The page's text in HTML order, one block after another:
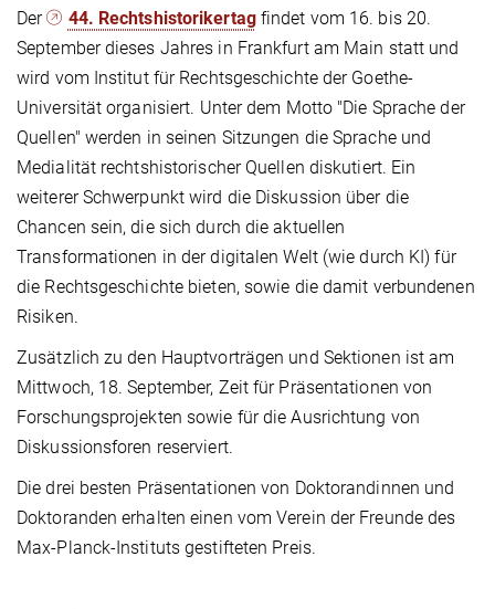
Der 44. Rechtshistorikertagfindet vom 16. bis 20.
September dieses Jahres in Frankfurt am Main statt und
wird vom Institut für Rechtsgeschichte der Goethe-
Universität organisiert. Unter dem Motto "Die Sprache der
Quellen" werden in seinen Sitzungen die Sprache und
Medialität rechtshistorischer Quellen diskutiert. Ein
weiterer Schwerpunkt wird die Diskussion über die
Chancen sein, die sich durch die aktuellen
Transformationen in der digitalen Welt (wie durch KI) für
die Rechtsgeschichte bieten, sowie die damit verbundenen
Risiken.
Zusätzlich zu den Hauptvorträgen und Sektionen ist am
Mittwoch, 18. September, Zeit für Präsentationen von
Forschungsprojekten sowie für die Ausrichtung von
Diskussionsforen reserviert.
Die drei besten Präsentationen von Doktorandinnen und
Doktoranden erhalten einen vom Verein der Freunde des
Max-Planck-Instituts gestifteten Preis.